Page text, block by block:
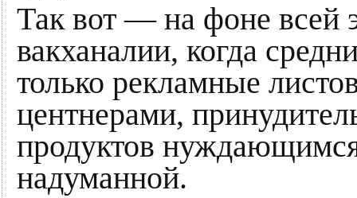
Так вот — на фоне всей
вакханалии, когда
только рекламные
центнерами,
продуктов
надуманной.